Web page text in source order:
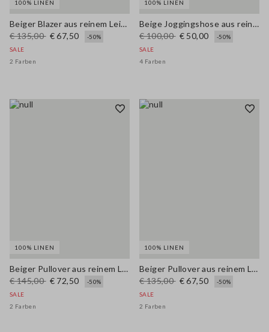
100% LINEN
Beiger Blazer aus reinem Leinen im Regular Fit
€ 135,00 € 67,50
-50%
SALE
2 Farben
100% LINEN
Beige Joggingshose aus reinem Leinen mit weitem Bein
€ 100,00 € 50,00
-50%
SALE
4 Farben
100% LINEN
Beiger Pullover aus reinem Leinen mit Polokragen im Regular Fit
€ 145,00 € 72,50
-50%
SALE
2 Farben
100% LINEN
Beiger Pullover aus reinem Leinen Regular Fit
€ 135,00 € 67,50
-50%
SALE
2 Farben